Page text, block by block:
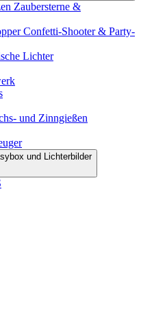
Zaubersterne &
Confetti-Shooter & Party-
Lichter
und Zinngießen
und Lichterbilder